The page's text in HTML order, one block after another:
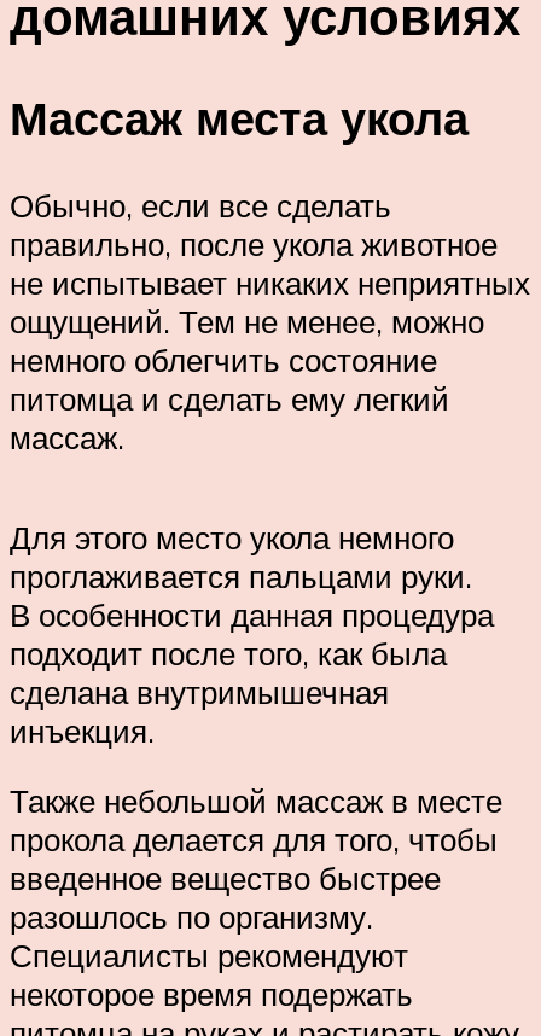
домашних условиях
Массаж места укола
Обычно, если все сделать
правильно, после укола животное
не испытывает никаких неприятных
ощущений. Тем не менее, можно
немного облегчить состояние
питомца и сделать ему легкий
массаж.
Для этого место укола немного
проглаживается пальцами руки.
В особенности данная процедура
подходит после того, как была
сделана внутримышечная
инъекция.
Также небольшой массаж в месте
прокола делается для того, чтобы
введенное вещество быстрее
разошлось по организму.
Специалисты рекомендуют
некоторое время подержать